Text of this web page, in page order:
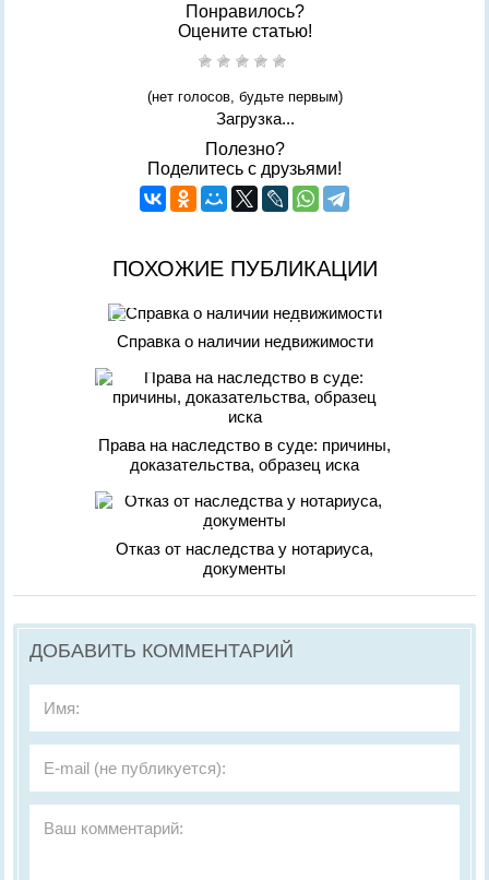
Понравилось?
Оцените статью!
(нет голосов, будьте первым)
Загрузка...
Полезно?
Поделитесь с друзьями!
ПОХОЖИЕ ПУБЛИКАЦИИ
Справка о наличии недвижимости
Права на наследство в суде: причины,
доказательства, образец иска
Отказ от наследства у нотариуса,
документы
ДОБАВИТЬ КОММЕНТАРИЙ